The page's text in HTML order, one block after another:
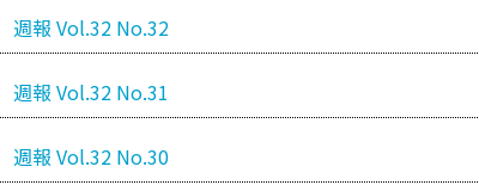
週報 Vol.32 No.32
週報 Vol.32 No.31
週報 Vol.32 No.30